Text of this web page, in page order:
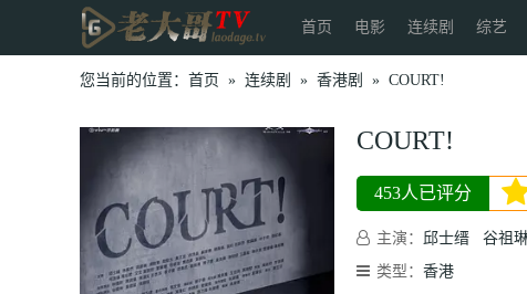
首页 电影 连续剧 综艺
您当前的位置： 首页 » 连续剧 » 香港剧 » COURT!
COURT!
453人已评分
主演： 邱士缙 谷祖
类型： 香港